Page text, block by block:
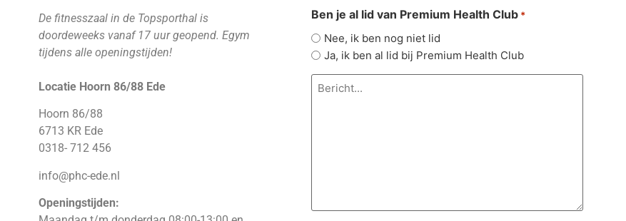
De fitnesszaal in de Topsporthal is
doordeweeks vanaf 17 uur geopend. Egym
tijdens alle openingstijden!
Locatie Hoorn 86/88 Ede
Hoorn 86/88
6713 KR Ede
0318- 712 456
info@phc-ede.nl
Openingstijden:
Ben je al lid van Premium Health Club *
Nee, ik ben nog niet lid
Ja, ik ben al lid bij Premium Health Club
Bericht...